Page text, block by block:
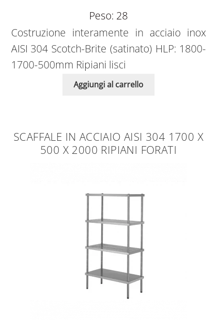
Peso: 28
Costruzione interamente in acciaio inox
AISI 304 Scotch-Brite (satinato) HLP: 1800-
1700-500mm Ripiani lisci
Aggiungi al carrello
SCAFFALE IN ACCIAIO AISI 304 1700 X
500 X 2000 RIPIANI FORATI